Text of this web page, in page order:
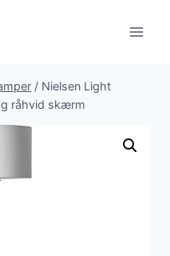
/ Nielsen Light
råhvid skærm